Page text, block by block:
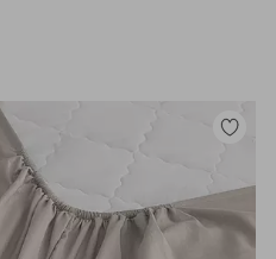
Tilføj
favoritter